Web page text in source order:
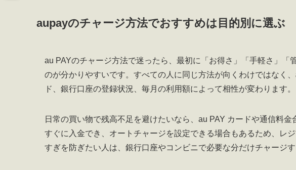
aupayのチャージ方法でおすすめは目的別に選ぶ
au PAYのチャージ方法で迷ったら、最初に「お得さ」「手軽さ」「
のが分かりやすいです。すべての人に同じ方法が向くわけではなく
ド、銀行口座の登録状況、毎月の利用額によって相性が変わります。
日常の買い物で残高不足を避けたいなら、au PAY カードや通信料
すぐに入金でき、オートチャージを設定できる場合もあるため、レ
すぎを防ぎたい人は、銀行口座やコンビニで必要な分だけチャージす